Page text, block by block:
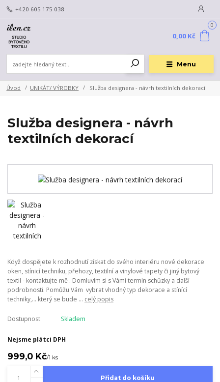
Menu
+420 605 175 038
0
0,00 Kč
Úvod UNIKÁT/ VÝROBKY Služba designera - návrh textilních dekorací
Služba designera - návrh
textilních dekorací
Když dospějete k rozhodnutí získat do svého interiéru nové dekorace
oken, stínicí techniku, přehozy, textilní a vinylové tapety či jiný bytový
textil - kontaktujte mě . Domluvím si s Vámi termín schůzky a další
podrobnosti. Pomůžu Vám vybrat vhodný typ dekorace a stínící
techniky,... který se bude ... celý popis
Dostupnost Skladem
Nejsme plátci DPH
999,0 Kč/1 ks
Přidat do košíku